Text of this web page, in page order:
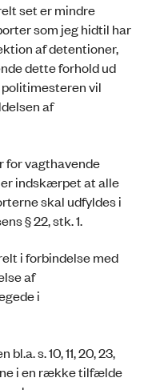
set er mindre
som jeg hidtil har
af detentioner,
dette forhold ud
vil
af
for vagthavende
indskærpet at alle
skal udfyldes i
§ 22, stk. 1.
i forbindelse med
af
i
s. 10, 11, 20, 23,
i en række tilfælde